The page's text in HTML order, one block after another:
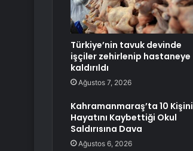
Türkiye’nin tavuk devinde
işçiler zehirlenip hastaneye
kaldırıldı
Ağustos 7, 2026
Kahramanmaraş’ta 10
Hayatını Kaybettiği Okul
Saldırısına Dava
Ağustos 6, 2026